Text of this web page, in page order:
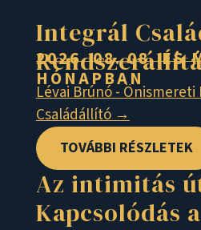
Integrál
2026. 08. 08. ÉS
HÓNAPBAN
Lévai Brúnó -
Családállító →
TOVÁBBI RÉSZLETEK
Az intimitás
Kapcsolódás